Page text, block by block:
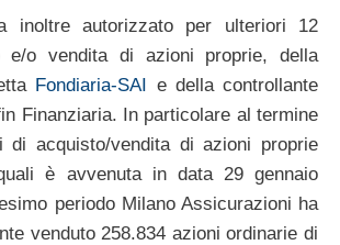
inoltre autorizzato per ulteriori 12
e/o vendita di azioni proprie, della
Fondiaria-SAI e della controllante
Finanziaria. In particolare al termine
di acquisto/vendita di azioni proprie
è avvenuta in data 29 gennaio
periodo Milano Assicurazioni ha
venduto 258.834 azioni ordinarie di